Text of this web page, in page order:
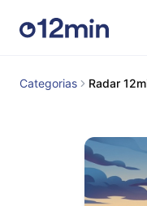
Categorias Radar